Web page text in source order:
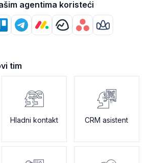
agentima koristeći
tim
Hladni kontakt CRM asistent